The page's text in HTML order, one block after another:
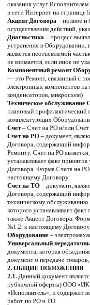
оказания услуг
в сети Интернет на странице
Акцепт Договора – полное и
осуществления действий,
Диагностика – процесс
устранения в Оборудовании,
является неотъемлемой
не взимается, если иное не
Компонентный ремонт
— это Ремонт, связанный с
электронных компонентов на
конденсаторов, микросхем)
Техническое обслуживание
плановый профилактический
комплектующих
Счет – Счет на РО и/или
Счет на РО – документ,
Договора, содержащий
Ремонту. Счет на РО
устанавливает факт
Договора. Форма Счета на
настоящему Договору.
Счет на ТО – документ,
Договора, содержащий
техническому
которого устанавливает
также Акцепт Договора.
№1.2. к настоящему
Оборудование –
Универсальный
документа, которая
документ о передаче
2. ОБЩИЕ ПОЛОЖЕНИЯ
2.1. Данный документ
публичной оферты) ООО «ИК
«Исполнитель», и содержит
работ по РО и ТО.